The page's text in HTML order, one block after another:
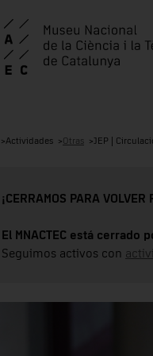
Actividades Otras JEP |
¡CERRAMOS PARA VOLVER
El MNACTEC está cerrado
Seguimos activos con